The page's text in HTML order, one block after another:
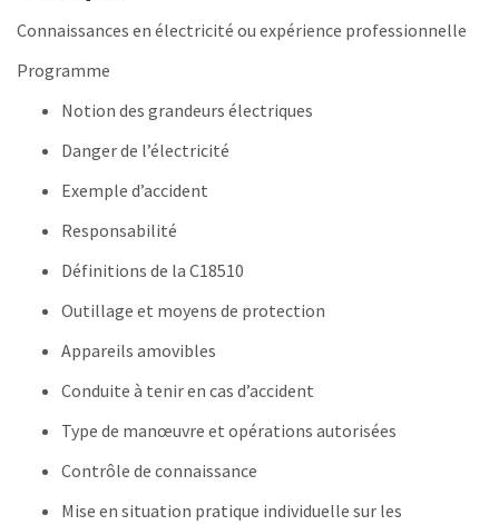
Connaissances en électricité ou expérience professionnelle
Programme
Notion des grandeurs électriques
Danger de l’électricité
Exemple d’accident
Responsabilité
Définitions de la C18510
Outillage et moyens de protection
Appareils amovibles
Conduite à tenir en cas d’accident
Type de manœuvre et opérations autorisées
Contrôle de connaissance
Mise en situation pratique individuelle sur les